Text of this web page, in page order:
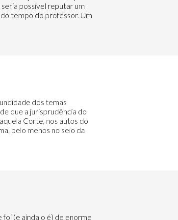
possível reputar um
tempo do professor. Um
dos temas
que a jurisprudência do
Corte, nos autos do
pelo menos no seio da
(e ainda o é) de enorme